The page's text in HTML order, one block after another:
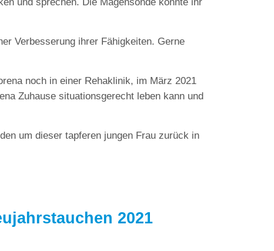
Verbesserung ihrer Fähigkeiten. Gerne
noch in einer Rehaklinik, im März 2021
Zuhause situationsgerecht leben kann und
um dieser tapferen jungen Frau zurück in
2021